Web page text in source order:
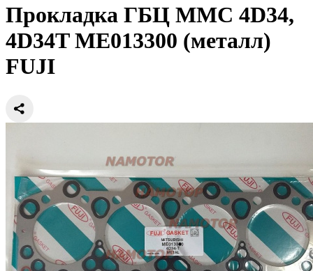
Прокладка ГБЦ MMC 4D34,
4D34T ME013300 (металл)
FUJI